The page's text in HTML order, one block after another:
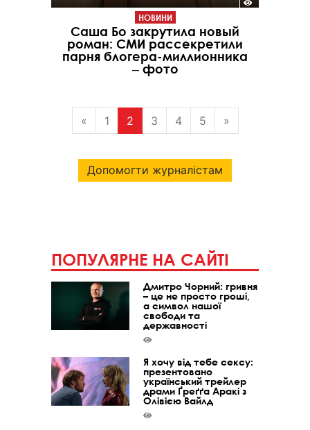
НОВИНИ
Саша Бо закрутила новый
роман: СМИ рассекретили
парня блогера-миллионника
‒ фото
« 1 2 3 4 5 »
Допомогти журналістам
ПОПУЛЯРНЕ НА САЙТІ
Дмитро Чорний: гривня
– це не просто гроші,
а символ нашої
свободи та
державності
Я хочу від тебе сексу:
презентовано
український трейлер
драми Ґреґґа Аракі з
Олівією Вайлд